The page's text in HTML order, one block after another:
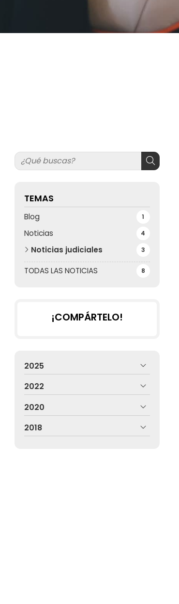
TEMAS
TODAS LAS NOTICIAS 8
Blog 1
Noticias 4
Noticias judiciales 3
¡COMPÁRTELO!
2025
2022
2020
2018